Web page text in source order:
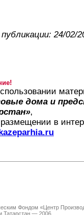
24/02/
дома и
,
в
Фондом «Центр
Татарстан — 2006